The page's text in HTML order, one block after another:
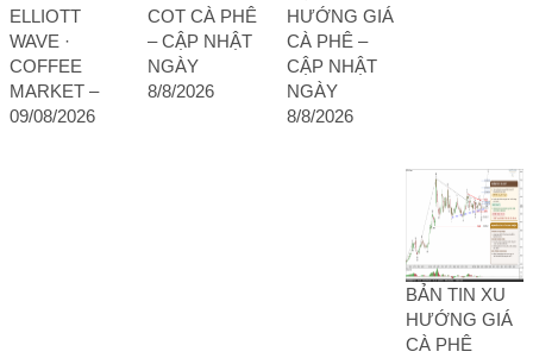
ELLIOTT
WAVE ·
COFFEE
MARKET –
09/08/2026
COT CÀ PHÊ
– CẬP NHẬT
NGÀY
8/8/2026
HƯỚNG GIÁ
CÀ PHÊ –
CẬP NHẬT
NGÀY
8/8/2026
BẢN TIN XU
HƯỚNG GIÁ
CÀ PHÊ